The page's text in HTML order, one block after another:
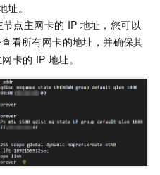
址。
点主网卡的 IP 地址，您可以
看所有网卡的地址，并确保其
卡的 IP 地址。